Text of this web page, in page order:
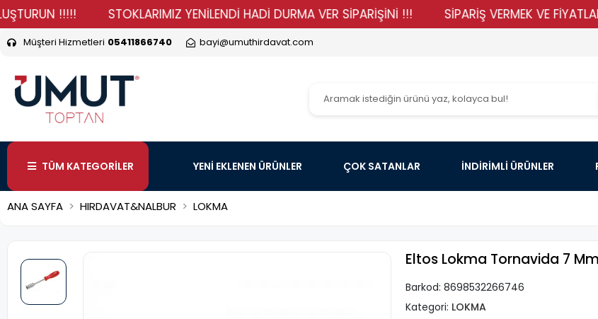
!!!!! STOKLARIMIZ YENİLENDİ HADİ DURMA VER SİPARİŞİNİ !!! SİPARİŞ VERMEK VE
Müşteri Hizmetleri 05411866740 bayi@umuthirdavat.com
TÜM KATEGORİLER YENİ EKLENEN ÜRÜNLER ÇOK SATANLAR İNDİRİMLİ ÜRÜNLER
ANA SAYFA HIRDAVAT&NALBUR LOKMA
Eltos Lokma Tornavida 7
Barkod: 8698532266746
Kategori: LOKMA